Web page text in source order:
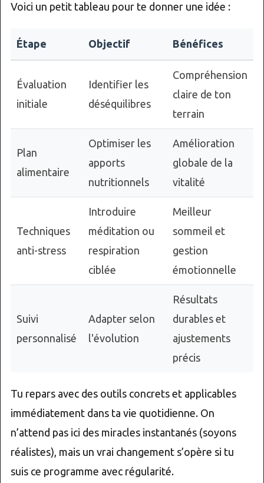
Voici un petit tableau pour te donner une idée :
Étape Objectif Bénéfices
Évaluation
initiale
Identifier les
déséquilibres
Compréhension
claire de ton
terrain
Plan
alimentaire
Optimiser les
apports
nutritionnels
Amélioration
globale de la
vitalité
Techniques
anti-stress
Introduire
méditation ou
respiration
ciblée
Meilleur
sommeil et
gestion
émotionnelle
Suivi
personnalisé
Adapter selon
l'évolution
Résultats
durables et
ajustements
précis
Tu repars avec des outils concrets et applicables
immédiatement dans ta vie quotidienne. On
n’attend pas ici des miracles instantanés (soyons
réalistes), mais un vrai changement s’opère si tu
suis ce programme avec régularité.